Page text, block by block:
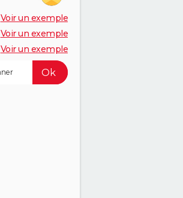
Voir un exemple
Voir un exemple
Voir un exemple